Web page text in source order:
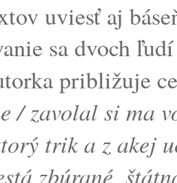
uviesť aj
sa dvoch
približuje
/ zavolal si ma
trik a z akej
zbúrané,